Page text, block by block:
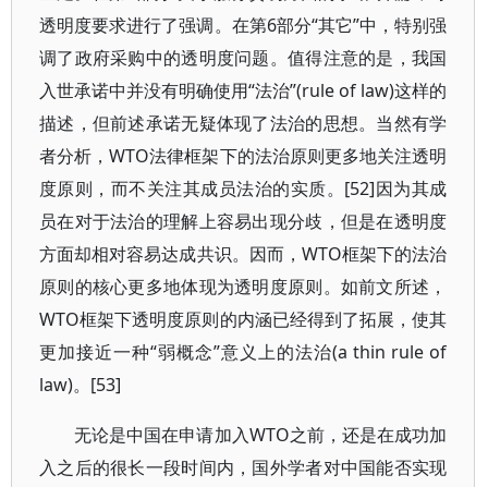
透明度要求进行了强调。在第6部分“其它”中，特别强
调了政府采购中的透明度问题。值得注意的是，我国
入世承诺中并没有明确使用“法治”(rule of law)这样的
描述，但前述承诺无疑体现了法治的思想。当然有学
者分析，WTO法律框架下的法治原则更多地关注透明
度原则，而不关注其成员法治的实质。[52]因为其成
员在对于法治的理解上容易出现分歧，但是在透明度
方面却相对容易达成共识。因而，WTO框架下的法治
原则的核心更多地体现为透明度原则。如前文所述，
WTO框架下透明度原则的内涵已经得到了拓展，使其
更加接近一种“弱概念”意义上的法治(a thin rule of
law)。[53]
无论是中国在申请加入WTO之前，还是在成功加
入之后的很长一段时间内，国外学者对中国能否实现